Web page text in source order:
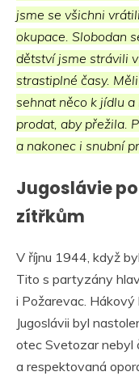
jsme se všichni
okupace. Slobodan
dětství jsme strávili
strastiplné časy.
sehnat něco k jídlu
prodat, aby přežila.
a nakonec i snubní
Jugoslávie
zítřkům
V říjnu 1944, když
Tito s partyzány
i Požarevac. Hákový
Jugoslávii byl
otec Svetozar nebyl
a respektovaná